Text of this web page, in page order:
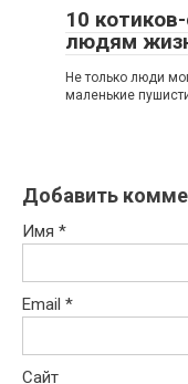
10
людям
Не только люди
маленькие
Добавить
Имя *
Email *
Сайт